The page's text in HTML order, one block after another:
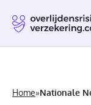
Beste
Home»